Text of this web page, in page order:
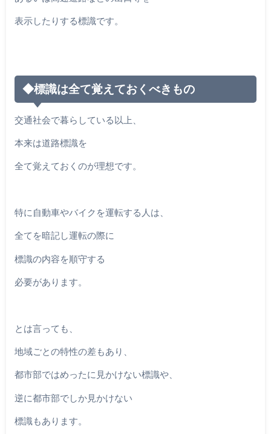
表示したりする標識です。
◆標識は全て覚えておくべきもの
交通社会で暮らしている以上、
本来は道路標識を
全て覚えておくのが理想です。
特に自動車やバイクを運転する人は、
全てを暗記し運転の際に
標識の内容を順守する
必要があります。
とは言っても、
地域ごとの特性の差もあり、
都市部ではめったに見かけない標識や、
逆に都市部でしか見かけない
標識もあります。